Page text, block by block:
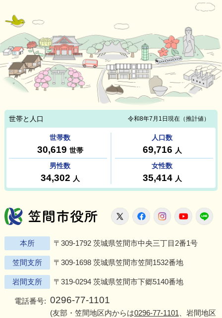
笠間市役所
X FacebookInstagram
本所 〒309-1792 茨城県笠間市中央三丁目2番1号
笠間支所 〒309-1698 茨城県笠間市笠間1532番地
岩間支所 〒319-0294 茨城県笠間市下郷5140番地
電話番号: 0296-77-1101
(友部・笠間地区内からは0296-77-1101、岩間地区